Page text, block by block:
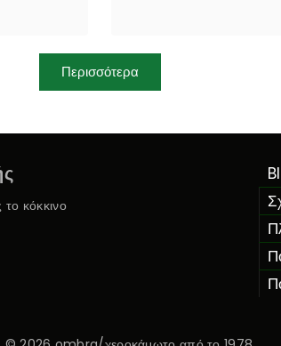
Περισσότερα
το κόκκινο